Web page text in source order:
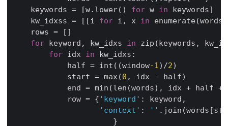
keywords = [w. lower() for w in keywords]
kw_idxss = [[i for i , x in enumerate(words
rows =
[]
for keyword , kw_idxs in zip (keywords ,
for idx in kw_idxs :
half = int ((window-1) /2)
start = max(0 , idx - half)
end = min (len (words), idx + half +
row = { 'keyword' : keyword ,
'context' : '' . join (words [
}